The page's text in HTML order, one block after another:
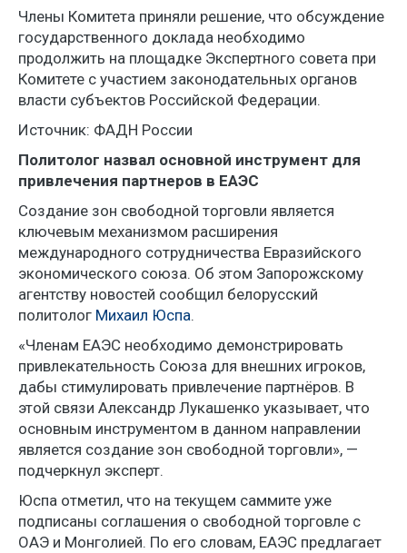
Члены Комитета приняли решение, что обсуждение
государственного доклада необходимо
продолжить на площадке Экспертного совета при
Комитете с участием законодательных органов
власти субъектов Российской Федерации.
Источник: ФАДН России
Политолог назвал основной инструмент для
привлечения партнеров в ЕАЭС
Создание зон свободной торговли является
ключевым механизмом расширения
международного сотрудничества Евразийского
экономического союза. Об этом Запорожскому
агентству новостей сообщил белорусский
политолог Михаил Юспа.
«Членам ЕАЭС необходимо демонстрировать
привлекательность Союза для внешних игроков,
дабы стимулировать привлечение партнёров. В
этой связи Александр Лукашенко указывает, что
основным инструментом в данном направлении
является создание зон свободной торговли», —
подчеркнул эксперт.
Юспа отметил, что на текущем саммите уже
подписаны соглашения о свободной торговле с
ОАЭ и Монголией. По его словам, ЕАЭС предлагает